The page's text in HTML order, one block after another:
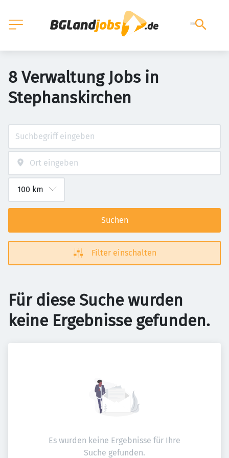
8 Verwaltung Jobs in
Stephanskirchen
Suchen
Filter einschalten
Für diese Suche wurden
keine Ergebnisse gefunden.
Es wurden keine Ergebnisse für Ihre
Suche gefunden.